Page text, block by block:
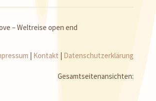
– Weltreise open end
| Kontakt | Datenschutzerklärung
Gesamtseitenansichten: